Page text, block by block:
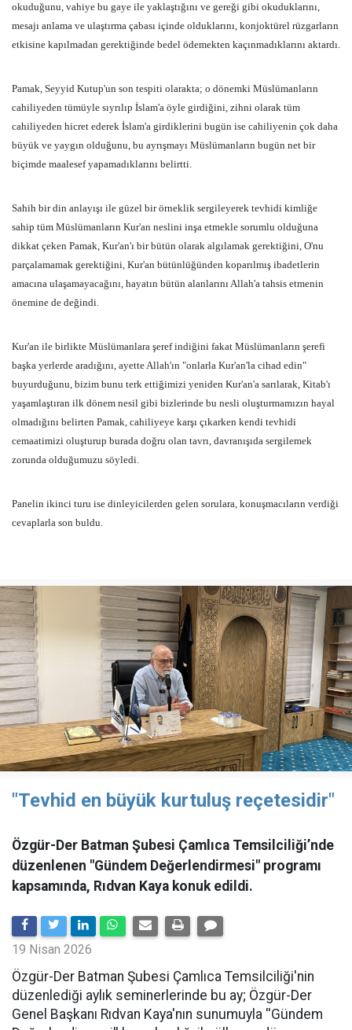
okuduğunu, vahiye bu gaye ile yaklaştığını ve gereği gibi okuduklarını,
mesajı anlama ve ulaştırma çabası içinde olduklarını, konjoktürel rüzgarların
etkisine kapılmadan gerektiğinde bedel ödemekten kaçınmadıklarını aktardı.
Pamak, Seyyid Kutup'un son tespiti olarakta; o dönemki Müslümanların
cahiliyeden tümüyle sıyrılıp İslam'a öyle girdiğini, zihni olarak tüm
cahiliyeden hicret ederek İslam'a girdiklerini bugün ise cahiliyenin çok daha
büyük ve yaygın olduğunu, bu ayrışmayı Müslümanların bugün net bir
biçimde maalesef yapamadıklarını belirtti.
Sahih bir din anlayışı ile güzel bir örneklik sergileyerek tevhidi kimliğe
sahip tüm Müslümanların Kur'an neslini inşa etmekle sorumlu olduğuna
dikkat çeken Pamak, Kur'an'ı bir bütün olarak algılamak gerektiğini, O'nu
parçalamamak gerektiğini, Kur'an bütünlüğünden koparılmış ibadetlerin
amacına ulaşamayacağını, hayatın bütün alanlarını Allah'a tahsis etmenin
önemine de değindi.
Kur'an ile birlikte Müslümanlara şeref indiğini fakat Müslümanların şerefi
başka yerlerde aradığını, ayette Allah'ın "onlarla Kur'an'la cihad edin"
buyurduğunu, bizim bunu terk ettiğimizi yeniden Kur'an'a sarılarak, Kitab'ı
yaşamlaştıran ilk dönem nesil gibi bizlerinde bu nesli oluşturmamızın hayal
olmadığını belirten Pamak, cahiliyeye karşı çıkarken kendi tevhidi
cemaatimizi oluşturup burada doğru olan tavrı, davranışıda sergilemek
zorunda olduğumuzu söyledi.
Panelin ikinci turu ise dinleyicilerden gelen sorulara, konuşmacıların verdiği
cevaplarla son buldu.
"Tevhid en büyük kurtuluş reçetesidir"
Özgür-Der Batman Şubesi Çamlıca Temsilciliği’nde
düzenlenen "Gündem Değerlendirmesi" programı
kapsamında, Rıdvan Kaya konuk edildi.
19 Nisan 2026
​Özgür-Der Batman Şubesi Çamlıca Temsilciliği'nin
düzenlediği aylık seminerlerinde bu ay; Özgür-Der
Genel Başkanı Rıdvan Kaya'nın sunumuyla ''Gündem